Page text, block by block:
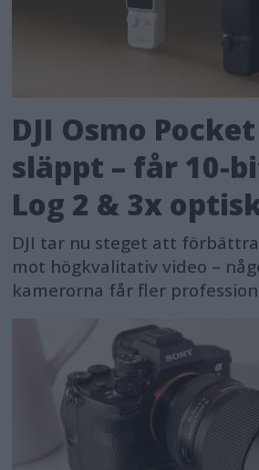
DJI Osmo Pocket
släppt – får 10-
Log 2 & 3x
DJI tar nu steget att
mot högkvalitativ video –
kamerorna får fler